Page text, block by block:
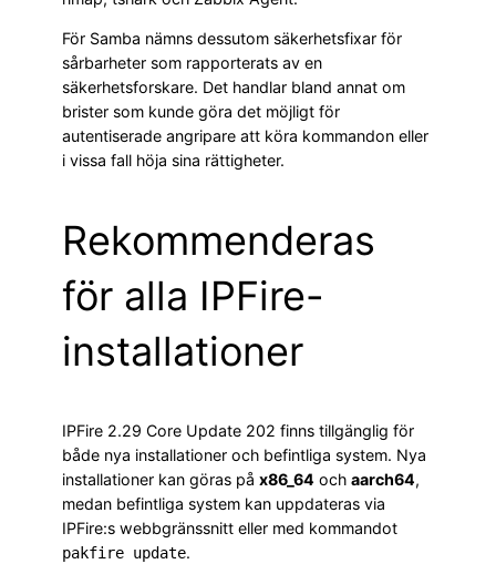
För Samba nämns dessutom säkerhetsfixar för
sårbarheter som rapporterats av en
säkerhetsforskare. Det handlar bland annat om
brister som kunde göra det möjligt för
autentiserade angripare att köra kommandon eller
i vissa fall höja sina rättigheter.
Rekommenderas
för alla IPFire-
installationer
IPFire 2.29 Core Update 202 finns tillgänglig för
både nya installationer och befintliga system. Nya
installationer kan göras på x86_64 och aarch64,
medan befintliga system kan uppdateras via
IPFire:s webbgränssnitt eller med kommandot
pakfire update.